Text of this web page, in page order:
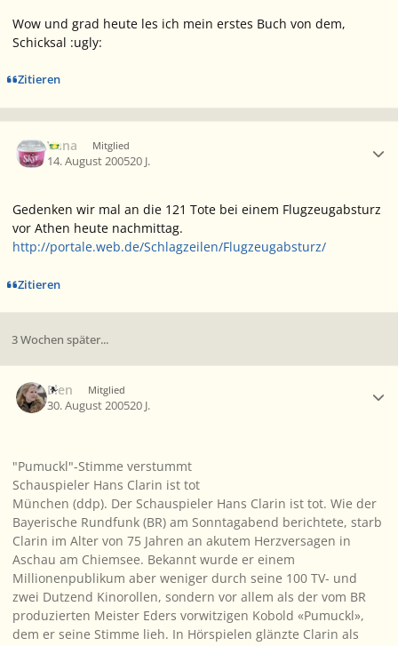
Wow und grad heute les ich mein erstes Buch von dem,
Schicksal :ugly:
Zitieren
Vana Mitglied
14. August 200520 J.
Gedenken wir mal an die 121 Tote bei einem Flugzeugabsturz
vor Athen heute nachmittag.
http://portale.web.de/Schlagzeilen/Flugzeugabsturz/
Zitieren
3 Wochen später...
Elen Mitglied
30. August 200520 J.
"Pumuckl"-Stimme verstummt
Schauspieler Hans Clarin ist tot
München (ddp). Der Schauspieler Hans Clarin ist tot. Wie der
Bayerische Rundfunk (BR) am Sonntagabend berichtete, starb
Clarin im Alter von 75 Jahren an akutem Herzversagen in
Aschau am Chiemsee. Bekannt wurde er einem
Millionenpublikum aber weniger durch seine 100 TV- und
zwei Dutzend Kinorollen, sondern vor allem als der vom BR
produzierten Meister Eders vorwitzigen Kobold «Pumuckl»,
dem er seine Stimme lieh. In Hörspielen glänzte Clarin als